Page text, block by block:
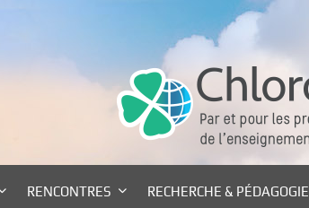
RENCONTRES RECHERCHE & PÉDAGOGIE